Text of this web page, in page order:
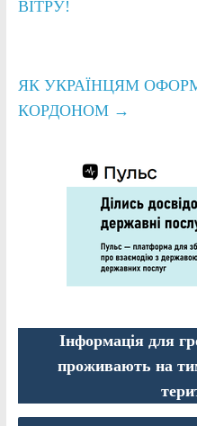
ВІТРУ!
ЯК УКРАЇНЦЯМ
КОРДОНОМ →
Інформація для
проживають на